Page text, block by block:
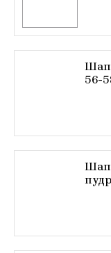
56-